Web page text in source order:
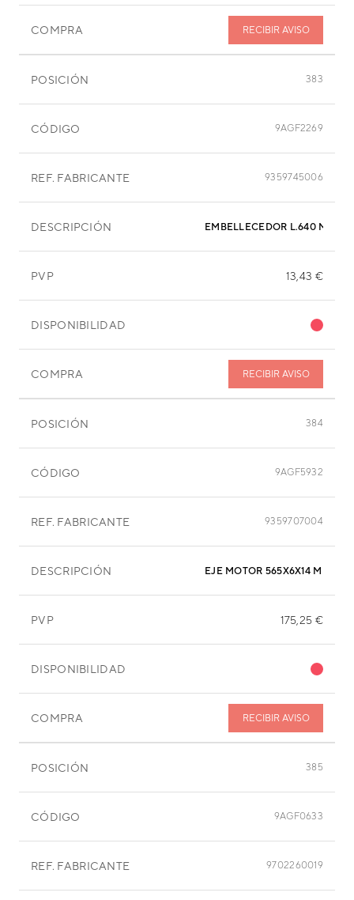
COMPRA RECIBIR AVISO
POSICIÓN 383
CÓDIGO 9AGF2269
REF. FABRICANTE 9359745006
DESCRIPCIÓN EMBELLECEDOR L.640 MM
PVP 13,43 €
DISPONIBILIDAD
COMPRA RECIBIR AVISO
POSICIÓN 384
CÓDIGO 9AGF5932
REF. FABRICANTE 9359707004
DESCRIPCIÓN EJE MOTOR 565X6X14 MM
PVP 175,25 €
DISPONIBILIDAD
COMPRA RECIBIR AVISO
POSICIÓN 385
CÓDIGO 9AGF0633
REF. FABRICANTE 9702260019